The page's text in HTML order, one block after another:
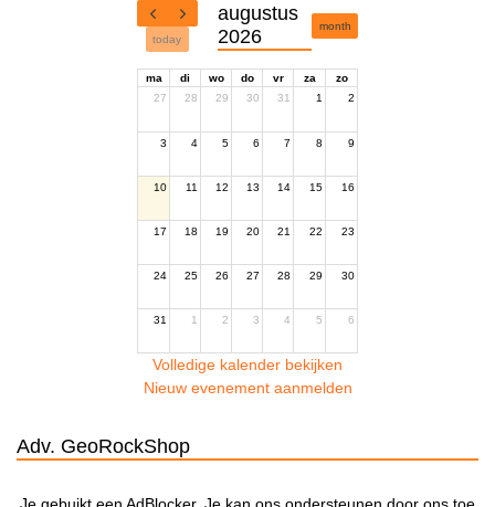
today
augustus
2026
month
ma di wo do vr za
zo
27
28 29 30 31 1 2
3 4 5 6 7 8 9
10 11 12 13 14 15 16
17 18 19 20 21 22 23
24 25 26 27 28 29 30
31 1 2 3 4 5 6
Volledige kalender bekijken
Nieuw evenement aanmelden
Adv. GeoRockShop